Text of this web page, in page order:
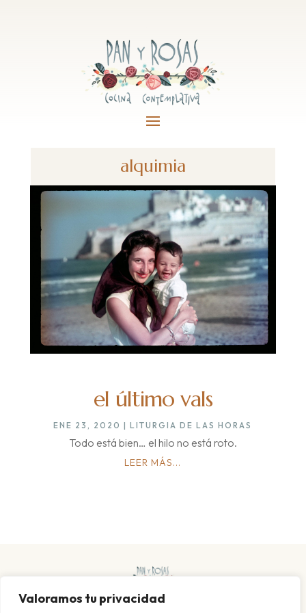
Valoramos tu privacidad
alquimia
el último vals
ENE 23, 2020 |LITURGIA DE LAS HORAS
Todo está bien… el hilo no está roto.
LEER MÁS...